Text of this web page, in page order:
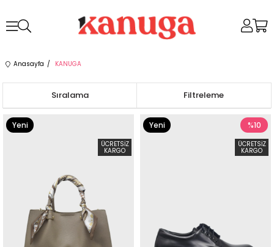
Anasayfa KANUGA
Filtreleme
Sıralama
ÜCRETSIZ
KARGO
Yeni
%10
ÜCRETSIZ
KARGO
Yeni